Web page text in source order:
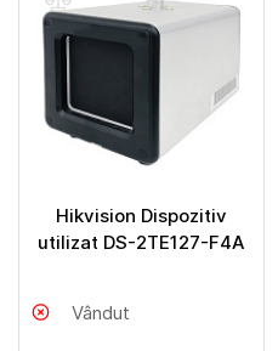
Hikvision Dispozitiv
utilizat DS-2TE127-F4A
Vândut